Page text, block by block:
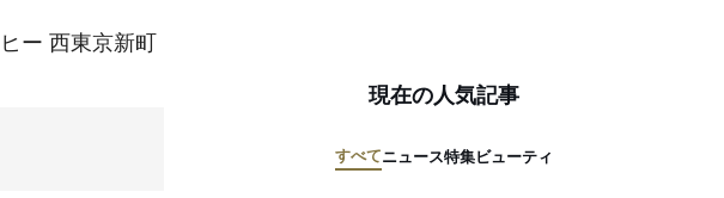
ー 西東京新町
現在の人気記事
すべてニュース特集ビューティ